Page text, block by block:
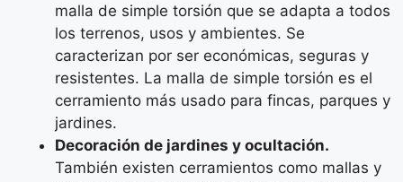
malla de simple torsión que se adapta a todos
los terrenos, usos y ambientes. Se
caracterizan por ser económicas, seguras y
resistentes. La malla de simple torsión es el
cerramiento más usado para fincas, parques y
jardines.
Decoración de jardines y ocultación.
También existen cerramientos como mallas y